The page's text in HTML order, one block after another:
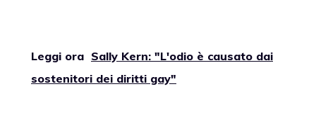
Leggi ora Sally Kern: "L'odio è causato dai
sostenitori dei diritti gay"